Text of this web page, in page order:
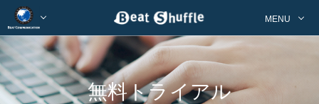
MENU
無料トライアル